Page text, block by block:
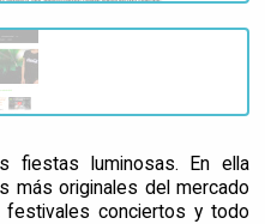
fiestas luminosas. En ella
más originales del mercado
festivales conciertos y todo